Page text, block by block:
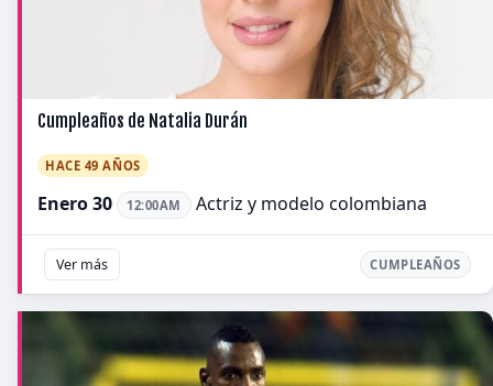
Cumpleaños de Natalia Durán
HACE 49 AÑOS
Enero 30 12:00AM Actriz y modelo colombiana
Ver más CUMPLEAÑOS